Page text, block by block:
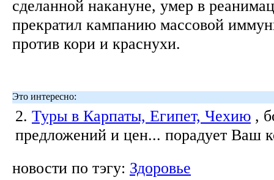
сделанной накануне, умер в
прекратил кампанию массовой
против кори и краснухи.
Это интересно:
2. Туры в Карпаты, Египет, Чехию ,
предложений и цен... порадует Ваш
новости по тэгу: Здоровье